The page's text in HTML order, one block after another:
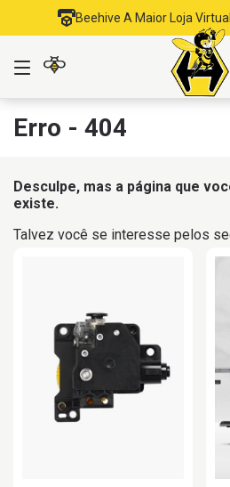
Beehive A Maior Loja
Erro - 404
Desculpe, mas a página que
existe.
Talvez você se interesse pelos